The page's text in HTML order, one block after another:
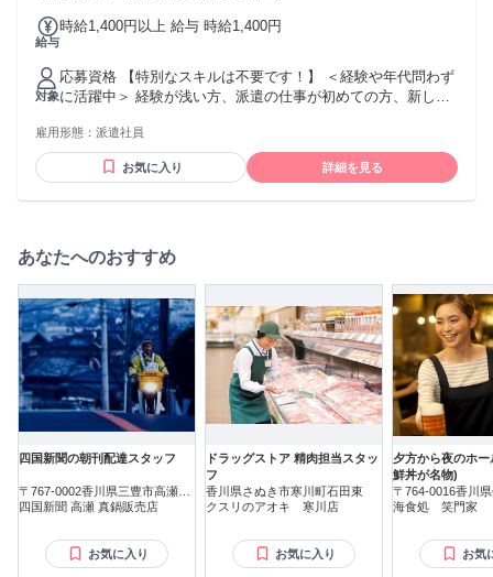
給与
時給1,400円以上 給与 時給1,400円
対象
応募資格 【特別なスキルは不要です！】 ＜経験や年代問わず
に活躍中＞ 経験が浅い方、派遣の仕事が初めての方、新しい
雇用形態： 派遣社員
お気に入り 詳細を見る
あなたへのおすすめ
四国新聞の朝刊配達スタッフ
〒767-0002香川県三豊市高瀬町
新名
四国新聞 高瀬 真鍋販売店
お気に入り
ドラッグストア 精肉担当スタッ
フ
香川県さぬき市寒川町石田東
クスリのアオキ 寒川店
お気に入り
夕方から夜のホ
鮮丼が名物)
〒764-0016香川
津町東浜
海食処 笑門家
お気